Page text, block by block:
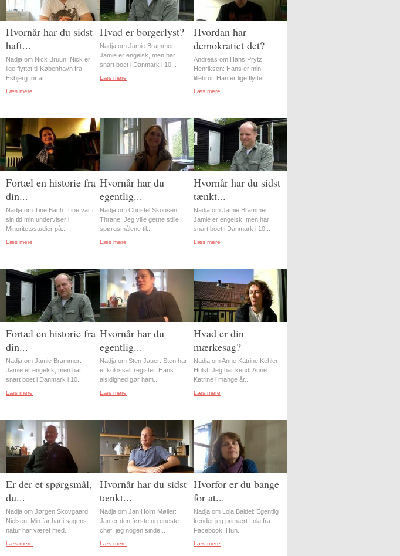
Hvornår har du sidst
haft...
Nadja om Nick Bruun: Nick er
lige flyttet til København fra
Esbjerg for at...
Læs mere
Hvad er borgerlyst?
Nadja om Jamie Brammer:
Jamie er engelsk, men har
snart boet i Danmark i 10...
Læs mere
Hvordan har
demokratiet det?
Andreas om Hans Prytz
Henriksen: Hans er min
lillebror. Han er lige flyttet...
Læs mere
Fortæl en historie fra
din...
Nadja om Tine Bach: Tine var i
sin tid min underviser i
Minoritetsstudier på...
Læs mere
Hvornår har du
egentlig...
Nadja om Christel Skousen
Thrane: Jeg ville gerne stille
spørgsmålene til...
Læs mere
Hvornår har du sidst
tænkt...
Nadja om Jamie Brammer:
Jamie er engelsk, men har
snart boet i Danmark i 10...
Læs mere
Fortæl en historie fra
din...
Nadja om Jamie Brammer:
Jamie er engelsk, men har
snart boet i Danmark i 10...
Læs mere
Hvornår har du
egentlig...
Nadja om Sten Jauer: Sten har
et kolossalt register. Hans
alsidighed gør ham...
Læs mere
Hvad er din
mærkesag?
Nadja om Anne Katrine Kehler
Holst: Jeg har kendt Anne
Katrine i mange år...
Læs mere
Er der et spørgsmål,
du...
Nadja om Jørgen Skovgaard
Nielsen: Min far har i sagens
natur har været med...
Læs mere
Hvornår har du sidst
tænkt...
Nadja om Jan Holm Møller:
Jan er den første og eneste
chef, jeg nogen sinde...
Læs mere
Hvorfor er du bange
for at...
Nadja om Lola Baidel: Egentlig
kender jeg primært Lola fra
Facebook. Hun...
Læs mere